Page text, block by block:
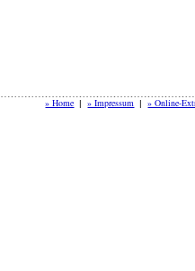
» Home | » Impressum | » Online-